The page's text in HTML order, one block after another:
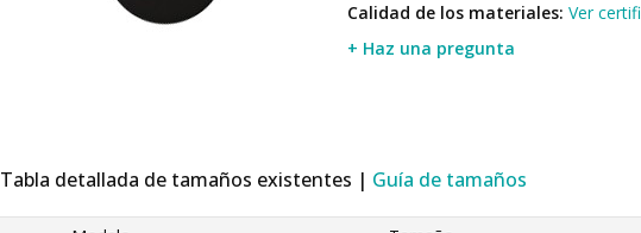
Calidad de los materiales: Ver
+ Haz una pregunta
Tabla detallada de tamaños existentes | Guía de tamaños